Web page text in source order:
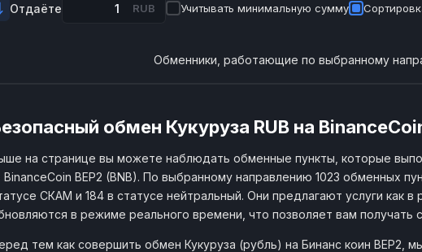
Отдаёте RUB Учитывать минимальную сумму
Обменники, работающие по выбранному
обмен Кукуруза RUB на
на странице вы можете наблюдать обменные пункты, которые
BEP2 (BNB). По выбранному направлению 1023 обменных
СКАМ и 184 в статусе нейтральный. Они предлагают услуги как
в режиме реального времени, что позволяет вам
тем как совершить обмен Кукуруза (рубль) на Бинанс коин BEP2,